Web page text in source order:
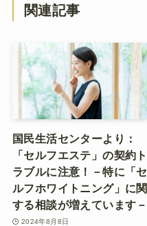
関連記事
国民生活センターより：
「セルフエステ」の契約ト
ラブルに注意！－特に「セ
ルフホワイトニング」に関
する相談が増えています－
2024年8月8日